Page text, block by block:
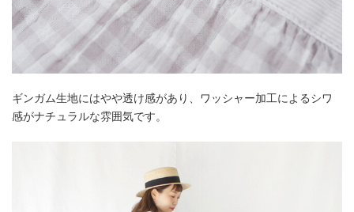
ギンガム生地にはやや透け感があり、ワッシャー加工によるシワ
感がナチュラルな雰囲気です。